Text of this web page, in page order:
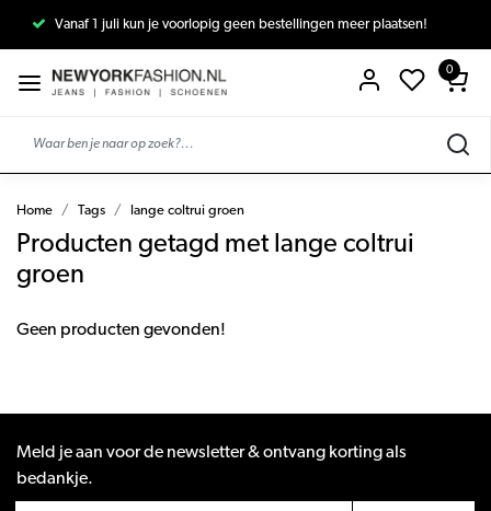
Vanaf 1 juli kun je voorlopig geen bestellingen meer plaatsen!
0
Home Tags lange coltrui groen
Producten getagd met lange coltrui
groen
Geen producten gevonden!
Meld je aan voor de newsletter & ontvang korting als
bedankje.